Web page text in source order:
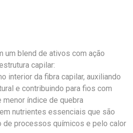
um blend de ativos com ação
capilar:
interior da fibra capilar, auxiliando
e contribuindo para fios com
índice de quebra
nutrientes essenciais que são
de processos químicos e pelo calor